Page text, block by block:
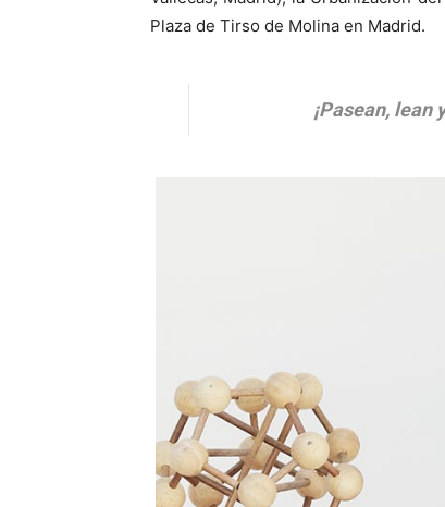
Plaza de Tirso de Molina en Madrid.
¡Pasean, lean